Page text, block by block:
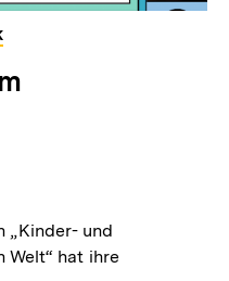
„Kinder- und
hat ihre